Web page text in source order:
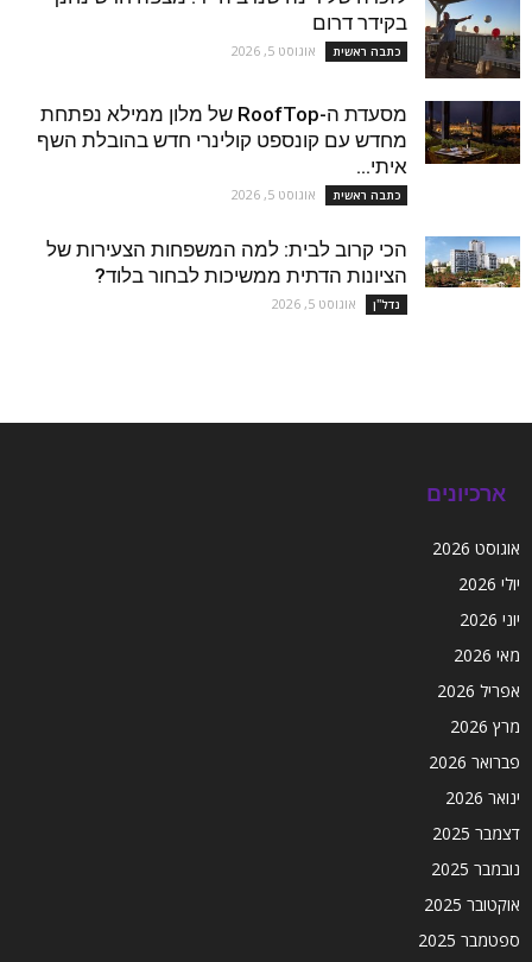
בקידר דרום
כתבה ראשית אוגוסט 5, 2026
מסעדת ה-RoofTop של מלון ממילא נפתחת
מחדש עם קונספט קולינרי חדש בהובלת השף
איתי...
כתבה ראשית אוגוסט 5, 2026
הכי קרוב לבית: למה המשפחות הצעירות של
הציונות הדתית ממשיכות לבחור בלוד?
נדל''ן אוגוסט 5, 2026
ארכיונים
אוגוסט 2026
יולי 2026
יוני 2026
מאי 2026
אפריל 2026
מרץ 2026
פברואר 2026
ינואר 2026
דצמבר 2025
נובמבר 2025
אוקטובר 2025
ספטמבר 2025